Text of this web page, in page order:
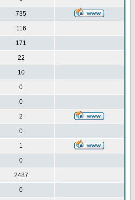
735
116
171
22
10
0
0
2
0
1
0
2487
0